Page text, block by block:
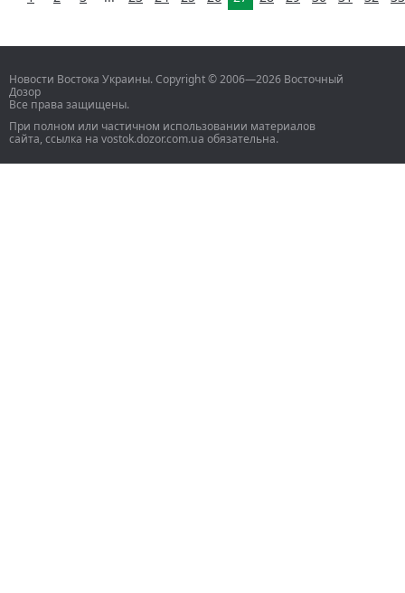
Новости Востока Украины. Copyright © 2006—2026 Восточный
Дозор
Все права защищены.
При полном или частичном использовании материалов
сайта, ссылка на vostok.dozor.com.ua обязательна.